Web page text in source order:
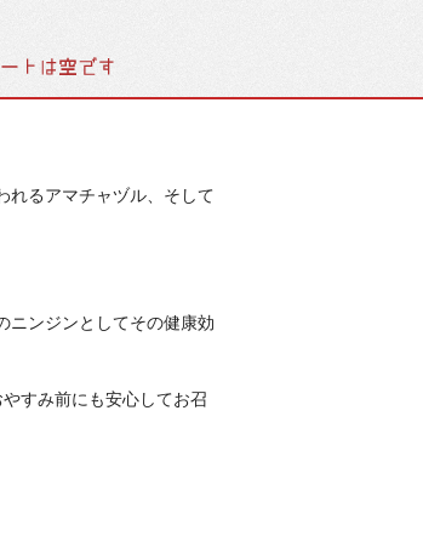
れるアマチャヅル、そして
ニンジンとしてその健康効
すみ前にも安心してお召